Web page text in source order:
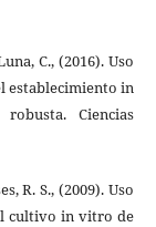
C., (2016). Uso
establecimiento in
Ciencias
R. S., (2009). Uso
cultivo in vitro de